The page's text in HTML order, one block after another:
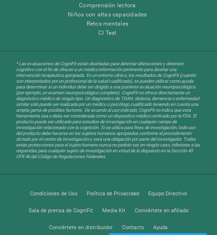
Comprensión lectora
Niños con altas capacidades
Retos mentales
CI Test
* Las evaluaciones de CogniFit están diseñadas para detectar alteraciones y deterioro
cognitivo con el fin de ofrecer a un médico información pertinente para diseñar una
intervención terapéutica apropiada. En un entorno clínico, los resultados de CogniFit (cuando
son interpretados por un profesional de la salud cualificado), se pueden utilizar como ayuda
para determinar si un individuo debe ser dirigido a una posterior evaluación neuropsicológica
(por ejemplo, un examen neuropsicológico completo). CogniFit no ofrece directamente un
diagnóstico médico de ningún tipo. Un diagnóstico de TDAH, dislexia, demencia o enfermedad
similar sólo puede ser realizada por un médico o psicólogo cualificado teniendo en cuenta una
amplia gama de posibles factores. De acuerdo al uso indicado, CogniFit no indica que esta
herramienta sea o deba ser considerada como un dispositivo médico certicado por la FDA. El
producto puede ser utilizado para estudios de investigación en cualquier campo de
investigación relacionado con la cognición. Si se utiliza para fines de investigación, todo uso
del producto debe hacerse en los sujetos humanos apropiados conforme al procedimiento
dictado por el centro de investigación y será una obligación por parte del investigador. Todas
estas protecciones para el sujeto humano nunca no podrán ser, en ningún caso, inferiores a las
requeridas para cualquier sujeto de investigación en virtud de lo dispuesto en la Sección 45
CFR 46 del Código de Regulaciones Federales.
Condiciones de Uso Política de Privacidad Equipo Directivo
Sala de prensa de CogniFit Media Kit Conviértete en afiliado
Conviértete en distribuidor Contacto Ayuda